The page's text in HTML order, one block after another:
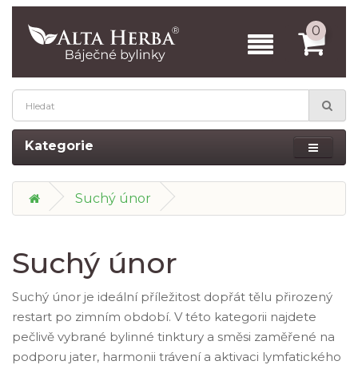
0
Kategorie
Suchý únor
Suchý únor
Suchý únor je ideální příležitost dopřát tělu přirozený
restart po zimním období. V této kategorii najdete
pečlivě vybrané bylinné tinktury a směsi zaměřené na
podporu jater, harmonii trávení a aktivaci lymfatického